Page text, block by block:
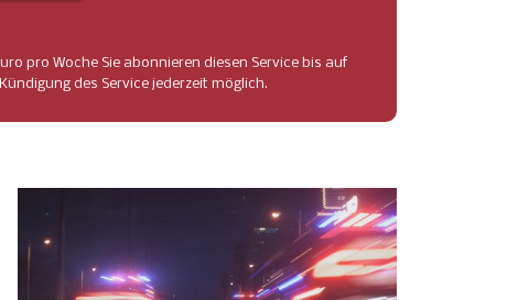
pro Woche Sie abonnieren diesen Service bis auf
des Service jederzeit möglich.